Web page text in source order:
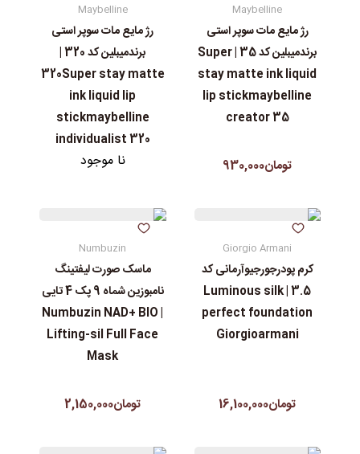
Maybelline
رژ مایع مات سوپر استی‌
برندمیبلین کد 35 | Super
stay matte ink liquid
lip stickmaybelline
creator 35
تومان930,000
Maybelline
رژ مایع مات سوپر استی‌
برندمیبلین کد 320 |
320Super stay matte
ink liquid lip
stickmaybelline
individualist 320
نا موجود
Giorgio Armani
کرم پودرجورجیوآرمانی کد
3.5 | Luminous silk
perfect foundation
Giorgioarmani
تومان16,100,000
Numbuzin
ماسک صورت لیفتینگ
نامبوزین شماه 9 پک 4 تایی
| Numbuzin NAD+ BIO
Lifting-sil Full Face
Mask
تومان2,150,000